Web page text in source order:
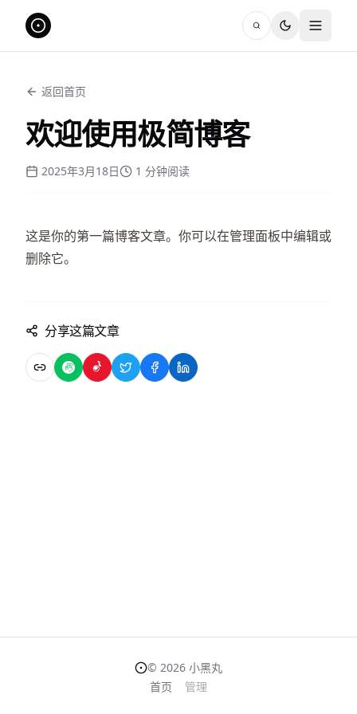
返回首页
欢迎使用极简博客
2025年3月18日 1 分钟阅读
这是你的第一篇博客文章。你可以在管理面板中编辑或
删除它。
分享这篇文章
复制链接微信分享微博分享Twitter分享Facebook分享
LinkedIn分享
© 2026 小黑丸
首页
管理